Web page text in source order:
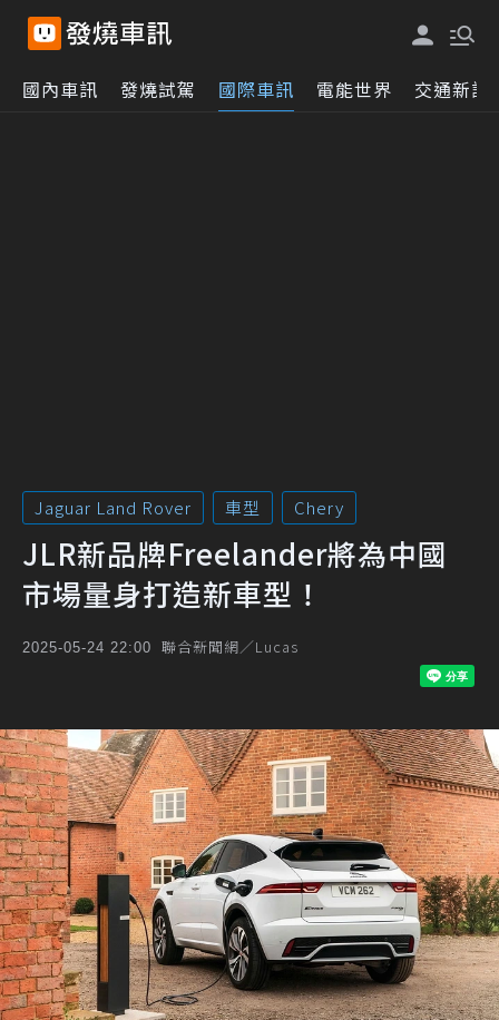
國內車訊 發燒試駕 國際車訊 電能世界 交通新訊
Jaguar Land Rover 車型 Chery
JLR新品牌Freelander將為中國
市場量身打造新車型！
2025-05-24 22:00 聯合新聞網／Lucas